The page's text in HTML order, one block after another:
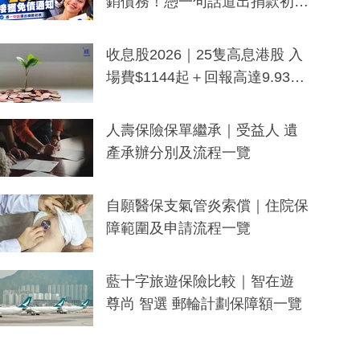
一度被誤當詐騙手段
收息股2026｜25隻高息港股 入
場費$1144起＋回報高達9.93
人壽保險保單繼承｜受益人 遺
產承辦分別及流程一覽
自願醫保支氣管炎索償｜住院保
障範圍及申請流程一覽
藍十字旅遊保險比較｜智在遊
尊尚 智選 郵輪計劃保障額一覽